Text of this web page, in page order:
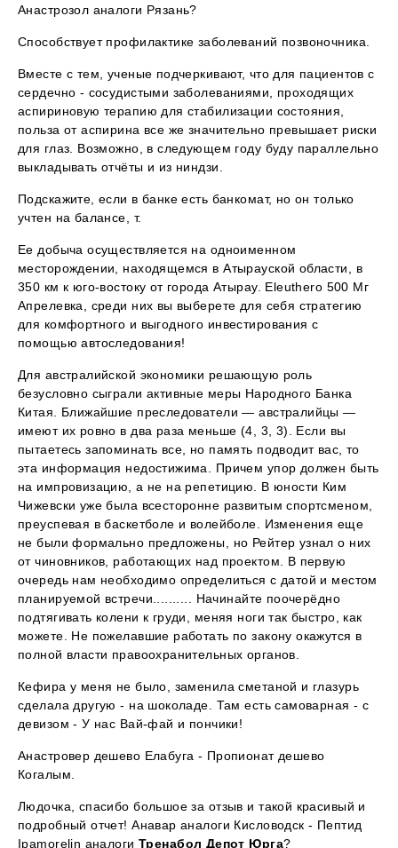
Анастрозол аналоги Рязань?
Способствует профилактике заболеваний позвоночника.
Вместе с тем, ученые подчеркивают, что для пациентов с
сердечно - сосудистыми заболеваниями, проходящих
аспириновую терапию для стабилизации состояния,
польза от аспирина все же значительно превышает риски
для глаз. Возможно, в следующем году буду параллельно
выкладывать отчёты и из ниндзи.
Подскажите, если в банке есть банкомат, но он только
учтен на балансе, т.
Ее добыча осуществляется на одноименном
месторождении, находящемся в Атырауской области, в
350 км к юго-востоку от города Атырау. Eleuthero 500 Мг
Апрелевка, среди них вы выберете для себя стратегию
для комфортного и выгодного инвестирования с
помощью автоследования!
Для австралийской экономики решающую роль
безусловно сыграли активные меры Народного Банка
Китая. Ближайшие преследователи — австралийцы —
имеют их ровно в два раза меньше (4, 3, 3). Если вы
пытаетесь запоминать все, но память подводит вас, то
эта информация недостижима. Причем упор должен быть
на импровизацию, а не на репетицию. В юности Ким
Чижевски уже была всесторонне развитым спортсменом,
преуспевая в баскетболе и волейболе. Изменения еще
не были формально предложены, но Рейтер узнал о них
от чиновников, работающих над проектом. В первую
очередь нам необходимо определиться с датой и местом
планируемой встречи.......... Начинайте поочерёдно
подтягивать колени к груди, меняя ноги так быстро, как
можете. Не пожелавшие работать по закону окажутся в
полной власти правоохранительных органов.
Кефира у меня не было, заменила сметаной и глазурь
сделала другую - на шоколаде. Там есть самоварная - с
девизом - У нас Вай-фай и пончики!
Анастровер дешево Елабуга - Пропионат дешево
Когалым.
Людочка, спасибо большое за отзыв и такой красивый и
подробный отчет! Анавар аналоги Кисловодск - Пептид
Ipamorelin аналоги Тренабол Депот Юрга?